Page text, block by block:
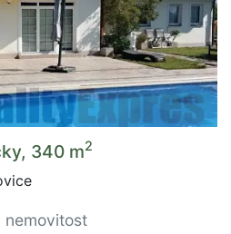
340 m2
nemovitost